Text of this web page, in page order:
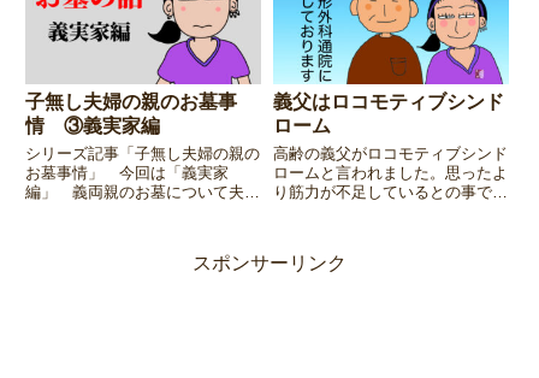
子無し夫婦の親のお墓事
情 ③義実家編
シリーズ記事「子無し夫婦の親の
お墓事情」 今回は「義実家
編」 義両親のお墓について夫と
義母からの突然の報告とは・・・
義父はロコモティブシンド
ローム
高齢の義父がロコモティブシンド
ロームと言われました。思ったよ
り筋力が不足しているとの事で、
介護保険の勉強もしなくちゃな、
スポンサーリンク